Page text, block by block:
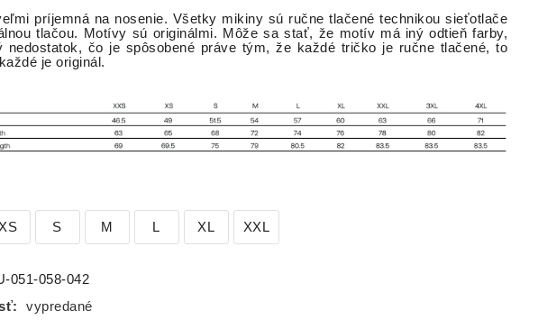
príjemná na nosenie. Všetky mikiny sú ručne tlačené technikou sieťotlače
tlačou. Motívy sú originálmi. Môže sa stať, že motív má iný odtieň farby,
nedostatok, čo je spôsobené práve tým, že každé tričko je ručne tlačené, to
je originál.
S M L XL XXL
051-058-042
vypredané